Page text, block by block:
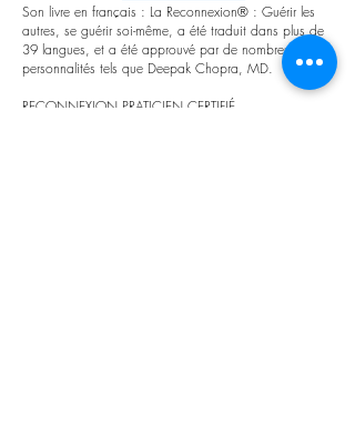
Son livre en français : La Reconnexion® : Guérir les
autres, se guérir soi-même, a été traduit dans plus de
39 langues, et a été approuvé par de nombreuses
personnalités tels que Deepak Chopra, MD.
RECONNEXION PRATICIEN CERTIFIÉ